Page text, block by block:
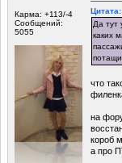
Карма: +113/-4
Сообщений:
5055
Да тут
каких
что
на
короб
а про